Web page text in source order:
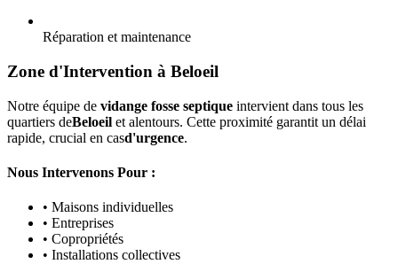
Réparation et maintenance
Zone d'Intervention à Beloeil
Notre équipe de vidange fosse septique intervient dans tous les
quartiers deBeloeil et alentours. Cette proximité garantit un délai
rapide, crucial en casd'urgence.
Nous Intervenons Pour :
• Maisons individuelles
• Entreprises
• Copropriétés
• Installations collectives